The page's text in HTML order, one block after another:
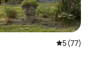
5 (77)